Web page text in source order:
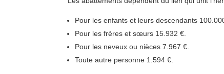
Pour les enfants et leurs descendants
Pour les frères et sœurs 15.932 €.
Pour les neveux ou nièces 7.967 €.
Toute autre personne 1.594 €.